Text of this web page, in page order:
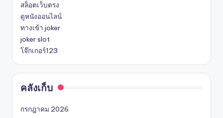
สล็อตเว็บตรง
ดูหนังออนไลน์
ทางเข้า joker
joker slot
โจ๊กเกอร์123
คลังเก็บ
กรกฎาคม 2026